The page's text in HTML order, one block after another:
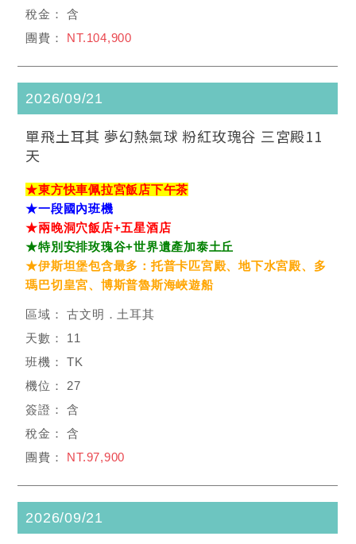
含
NT.104,900
2026/09/21
單飛土耳其 夢幻熱氣球 粉紅玫瑰谷 三宮殿11
天
★東方快車佩拉宮飯店下午茶
★一段國內班機
★兩晚洞穴飯店+五星酒店
★特別安排玫瑰谷+世界遺產加泰土丘
★伊斯坦堡包含最多：托普卡匹宮殿、地下水宮殿、多
瑪巴切皇宮、博斯普魯斯海峽遊船
古文明．土耳其
11
TK
27
含
含
NT.97,900
2026/09/21